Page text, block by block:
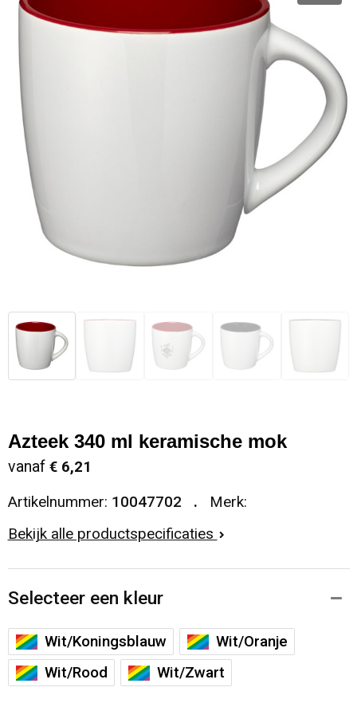
Azteek 340 ml keramische mok
vanaf € 6,21
Artikelnummer: 10047702
Merk:
Bekijk alle productspecificaties
Selecteer een kleur
Wit/Koningsblauw
Wit/Oranje
Wit/Rood
Wit/Zwart